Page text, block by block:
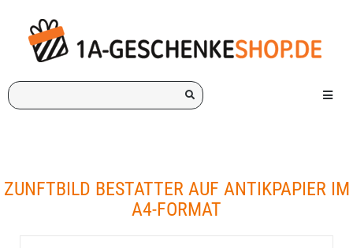
Ich
suche
Menü
ZUNFTBILD BESTATTER AUF ANTIKPAPIER IM
A4-FORMAT